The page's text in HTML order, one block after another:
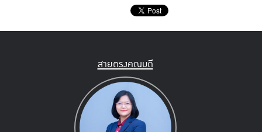
สายตรงคณบดี